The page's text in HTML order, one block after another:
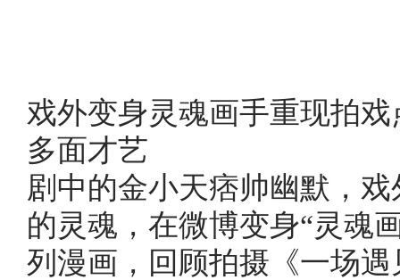
戏外变身灵魂画手重现拍
多面才艺
剧中的金小天痞帅幽默，
的灵魂，在微博变身“灵魂
列漫画，回顾拍摄《一场